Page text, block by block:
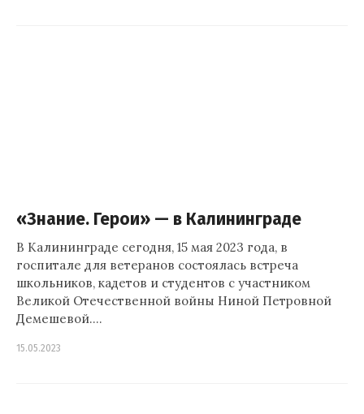
«Знание. Герои» — в Калининграде
В Калининграде сегодня, 15 мая 2023 года, в
госпитале для ветеранов состоялась встреча
школьников, кадетов и студентов с участником
Великой Отечественной войны Ниной Петровной
Демешевой.…
15.05.2023